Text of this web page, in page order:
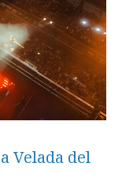
Velada del